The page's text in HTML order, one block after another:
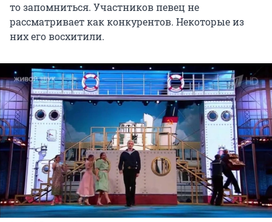
то запомниться. Участников певец не
рассматривает как конкурентов. Некоторые из
них его восхитили.